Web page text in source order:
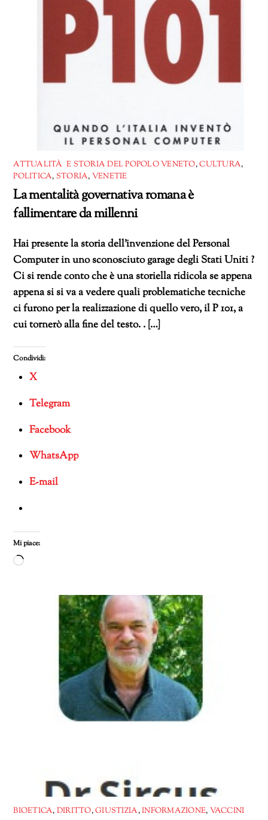
ATTUALITÀ E STORIA DEL POPOLO VENETO,CULTURA,
POLITICA, STORIA, VENETIE
La mentalità governativa romana è
fallimentare da millenni
Hai presente la storia dell’invenzione del Personal
Computer in uno sconosciuto garage degli Stati Uniti ?
Ci si rende conto che è una storiella ridicola se appena
appena si si va a vedere quali problematiche tecniche
ci furono per la realizzazione di quello vero, il P 101, a
cui tornerò alla fine del testo. . […]
Condividi:
X
Telegram
Facebook
WhatsApp
E-mail
Mi piace:
Caricamento
BIOETICA, DIRITTO,GIUSTIZIA,INFORMAZIONE, VACCINI